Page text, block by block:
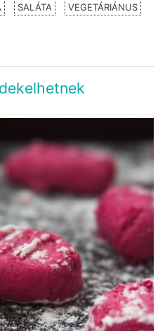
SALÁTA VEGETÁRIÁNUS